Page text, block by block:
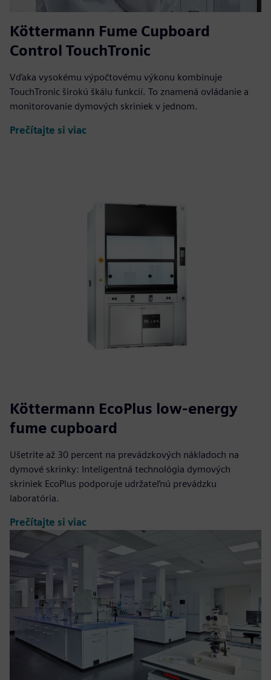
Köttermann Fume Cupboard
Control TouchTronic
Vďaka vysokému výpočtovému výkonu kombinuje
TouchTronic širokú škálu funkcií. To znamená ovládanie a
monitorovanie dymových skriniek v jednom.
Prečítajte si viac
Köttermann EcoPlus low-energy
fume cupboard
Ušetrite až 30 percent na prevádzkových nákladoch na
dymové skrinky: Inteligentná technológia dymových
skriniek EcoPlus podporuje udržateľnú prevádzku
laboratória.
Prečítajte si viac